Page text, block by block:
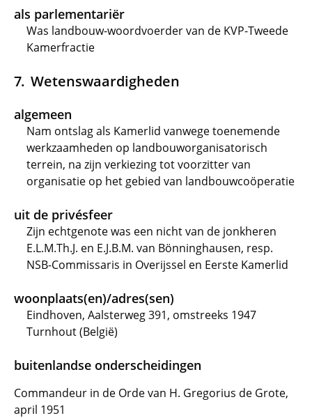
als parlementariër
Was landbouw-woordvoerder van de KVP-Tweede
Kamerfractie
Wetenswaardigheden
algemeen
Nam ontslag als Kamerlid vanwege toenemende
werkzaamheden op landbouworganisatorisch
terrein, na zijn verkiezing tot voorzitter van
organisatie op het gebied van landbouwcoöperatie
uit de privésfeer
Zijn echtgenote was een nicht van de jonkheren
E.L.M.Th.J. en E.J.B.M. van Bönninghausen, resp.
NSB-Commissaris in Overijssel en Eerste Kamerlid
woonplaats(en)/adres(sen)
Eindhoven, Aalsterweg 391, omstreeks 1947
Turnhout (België)
buitenlandse onderscheidingen
Commandeur in de Orde van H. Gregorius de Grote,
april 1951